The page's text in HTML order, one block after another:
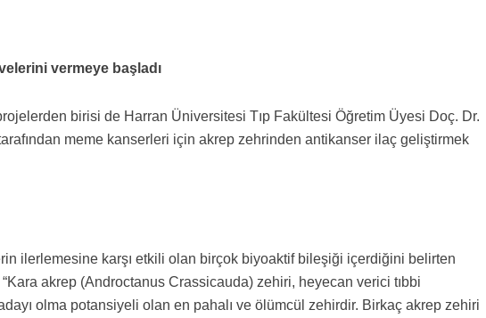
vermeye başladı
birisi de Harran Üniversitesi Tıp Fakültesi Öğretim Üyesi Doç. Dr.
meme kanserleri için akrep zehrinden antikanser ilaç geliştirmek
ilerlemesine karşı etkili olan birçok biyoaktif bileşiği içerdiğini belirten
akrep (Androctanus Crassicauda) zehiri, heyecan verici tıbbi
olma potansiyeli olan en pahalı ve ölümcül zehirdir. Birkaç akrep zehiri